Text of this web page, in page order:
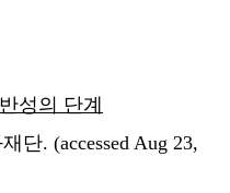
성의 단계
단. (accessed Aug 23,